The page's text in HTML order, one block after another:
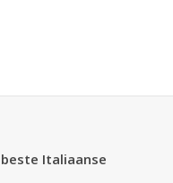
Italiaanse